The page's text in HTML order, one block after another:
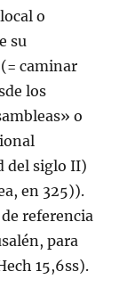
o
su
caminar
los
o
del siglo II)
en 325)).
referencia
para
15,6ss).